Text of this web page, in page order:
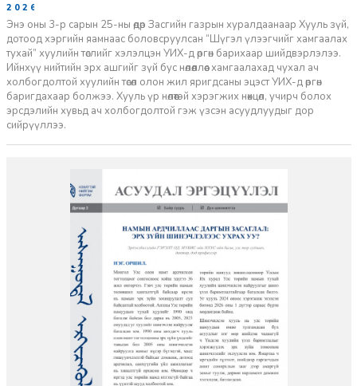
2026-07-27
Энэ оны 3-р сарын 25-ны өдөр Засгийн газрын хуралдаанаар Хууль зүй,
дотоод хэргийн яамнаас боловсруулсан “Шүгэл үлээгчийг хамгаалах
тухай” хуулийн төслийг хэлэлцэн УИХ-д өргөн барихаар шийдвэрлэлээ.
Ийнхүү нийтийн эрх ашгийг зүй бус нөлөөллөөс хамгаалахад чухал ач
холбогдолтой хуулийн төсөл олон жил яригдсаны эцэст УИХ-д өргөн
баригдахаар болжээ. Хууль үр нөлөөтэй хэрэгжих нөхцөл, учирч болох
эрсдэлийн хувьд ач холбогдолтой гэж үзсэн асуудлуудыг дор
сийрүүллээ.